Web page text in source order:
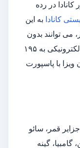
در رده
کانادا به این
می توانند بدون
اخذ ویزا، با داشتن ویزای فرودگاهی یا الکترونیکی به ۱۹۵
با پاسپورت
قمر، سائو
گامبیا، گینه